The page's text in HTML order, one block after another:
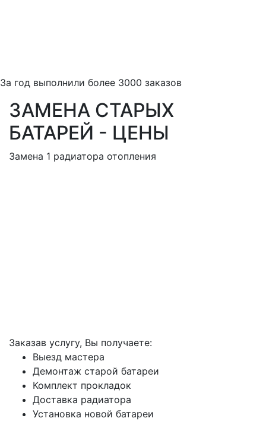
За год выполнили более 3000 заказов
ЗАМЕНА СТАРЫХ
БАТАРЕЙ - ЦЕНЫ
Замена 1 радиатора отопления
Заказав услугу, Вы получаете:
Выезд мастера
Демонтаж старой батареи
Комплект прокладок
Доставка радиатора
Установка новой батареи